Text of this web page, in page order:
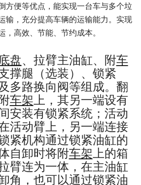
方便等优点，能实现一台车与多个垃
输，充分提高车辆的运输能力。实现
高效、节能、节约成本。
盘、拉臂主油缸、附车
撑腿（选装）、锁紧
多路换向阀等组成。翻
车架上，其另一端设有
安装有锁紧系统；活动
活动臂上，另一端连接
紧机构通过锁紧油缸的
自卸时将附车架上的箱
臂连为一体，在主油缸
角，也可以通过锁紧油